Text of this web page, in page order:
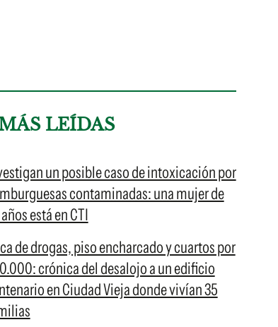
LEÍDAS
un posible caso de intoxicación por
contaminadas: una mujer de
está en CTI
de drogas, piso encharcado y cuartos por
crónica del desalojo a un edificio
en Ciudad Vieja donde vivían 35